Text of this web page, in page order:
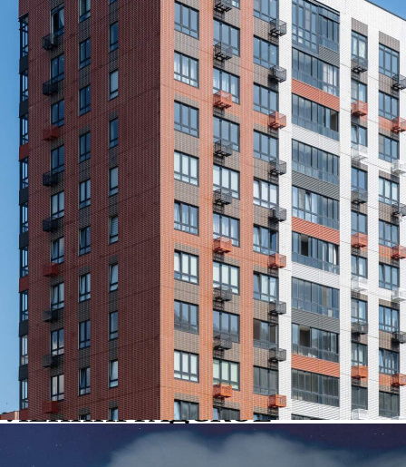
Продажа
120528 - Г. МОСКВА,
ЛЕНИНГРАДСКОЕ
ШОССЕ, Д.228К4